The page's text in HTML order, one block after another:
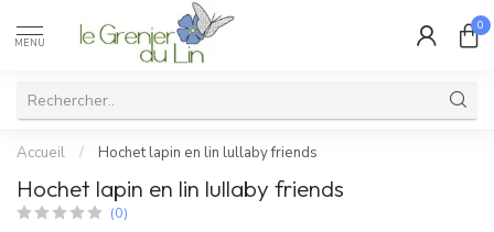
MENU
0
Accueil / Hochet lapin en lin lullaby friends
Hochet lapin en lin lullaby friends
(0)